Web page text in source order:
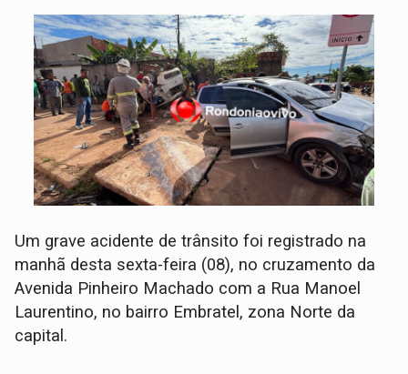
​Um grave acidente de trânsito foi registrado na
manhã desta sexta-feira (08), no cruzamento da
Avenida Pinheiro Machado com a Rua Manoel
Laurentino, no bairro Embratel, zona Norte da
capital.